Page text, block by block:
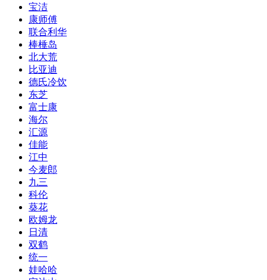
宝洁
康师傅
联合利华
棒棰岛
北大荒
比亚迪
德氏冷饮
东芝
富士康
海尔
汇源
佳能
江中
今麦郎
九三
科伦
葵花
欧姆龙
日清
双鹤
统一
娃哈哈